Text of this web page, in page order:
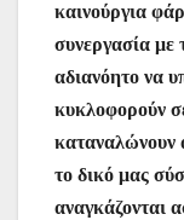
καινούργια
συνεργασία με
αδιανόητο να
κυκλοφορούν
καταναλώνουν
το δικό μας
αναγκάζονται